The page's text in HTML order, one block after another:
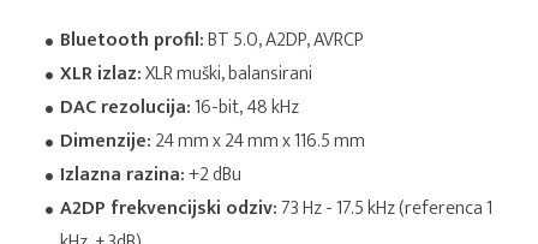
Bluetooth profil:BT 5.0, A2DP, AVRCP
XLR izlaz:XLR muški, balansirani
DAC rezolucija:16-bit, 48 kHz
Dimenzije:24 mm x 24 mm x 116.5 mm
Izlazna razina:+2 dBu
A2DP frekvencijski odziv:73 Hz - 17.5 kHz (referenca 1